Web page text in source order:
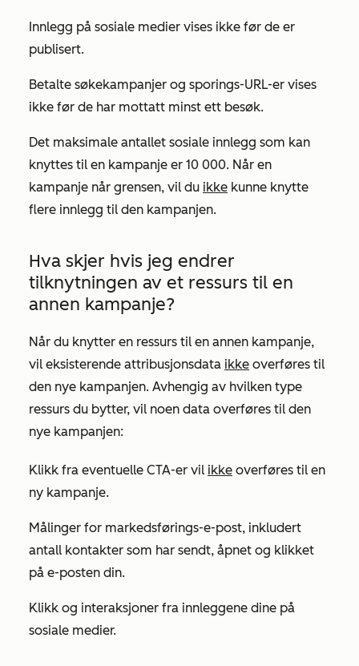
Innlegg på sosiale medier vises ikke før de er
publisert.
Betalte søkekampanjer og sporings-URL-er vises
ikke før de har mottatt minst ett besøk.
Det maksimale antallet sosiale innlegg som kan
knyttes til en kampanje er 10 000. Når en
kampanje når grensen, vil du ikke kunne knytte
flere innlegg til den kampanjen.
Hva skjer hvis jeg endrer
tilknytningen av et ressurs til en
annen kampanje?
Når du knytter en ressurs til en annen kampanje,
vil eksisterende attribusjonsdata ikke overføres til
den nye kampanjen. Avhengig av hvilken type
ressurs du bytter, vil noen data overføres til den
nye kampanjen:
Klikk fra eventuelle CTA-er vil ikke overføres til en
ny kampanje.
Målinger for markedsførings-e-post, inkludert
antall kontakter som har sendt, åpnet og klikket
på e-posten din.
Klikk og interaksjoner fra innleggene dine på
sosiale medier.